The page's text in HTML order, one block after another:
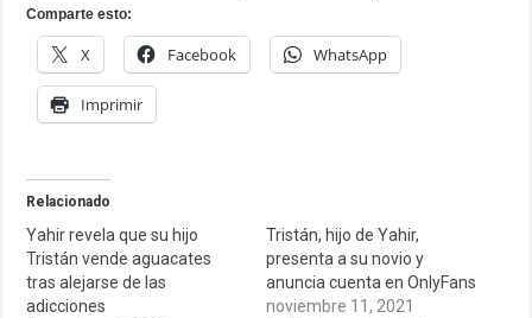
Comparte esto:
X Facebook WhatsApp
Imprimir
Relacionado
Yahir revela que su hijo
Tristán vende aguacates
tras alejarse de las
adicciones
Tristán, hijo de Yahir,
presenta a su novio y
anuncia cuenta en OnlyFans
noviembre 11, 2021